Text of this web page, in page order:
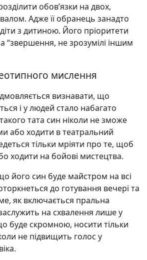
обов’язки на двох,
Адже її обранець занадто
з дитиною. Його пріоритети
“звершення, не зрозумілі іншим
мислення
визнавати, що
і у людей стало набагато
тата син ніколи не зможе
або ходити в театральний
тільки мріяти про те, щоб
ходити на бойові мистецтва.
його син буде майстром на всі
до готування вечері та
як включається пральна
на схвалення лише у
буде скромною, носити тільки
не підвищить голос у